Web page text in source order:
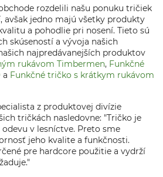
rozdelili našu ponuku tričiek
avšak jedno majú všetky produkty
a pohodlie pri nosení. Tieto sú
skúseností a vývoja našich
najpredávanejších produktov
rukávom Timbermen, Funkčné
a Funkčné tričko s krátkym rukávom
z produktovej divízie
tričkách nasledovne: "Tričko je
v lesníctve. Preto sme
jeho kvalite a funkčnosti.
pre hardcore použitie a vydrží